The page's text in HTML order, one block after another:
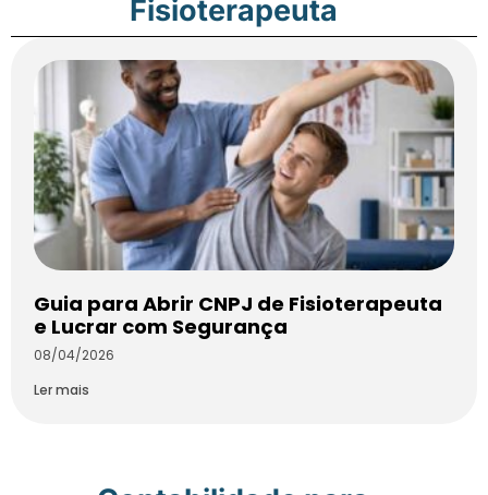
Fisioterapeuta
Guia para Abrir CNPJ de Fisioterapeuta
e Lucrar com Segurança
08/04/2026
Ler mais